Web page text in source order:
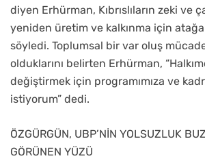
diyen Erhürman, Kıbrıslıların zeki ve
yeniden üretim ve kalkınma için
söyledi. Toplumsal bir var oluş
olduklarını belirten Erhürman,
değiştirmek için programımıza ve
istiyorum” dedi.
ÖZGÜRGÜN, UBP’NİN YOLSUZLUK
GÖRÜNEN YÜZÜ